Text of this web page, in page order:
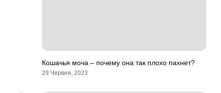
Кошачья моча – почему она так плохо пахнет?
29 Червня, 2023